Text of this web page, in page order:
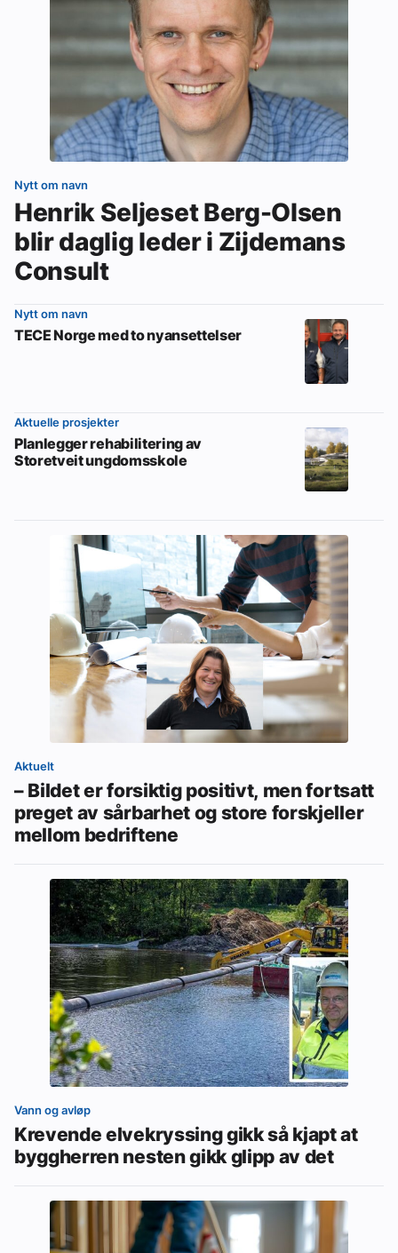
Nytt om navn
Henrik Seljeset Berg-Olsen
blir daglig leder i Zijdemans
Consult
Nytt om navn
TECE Norge med to nyansettelser
Aktuelle prosjekter
Planlegger rehabilitering av
Storetveit ungdomsskole
Aktuelt
– Bildet er forsiktig positivt, men fortsatt
preget av sårbarhet og store forskjeller
mellom bedriftene
Vann og avløp
Krevende elvekryssing gikk så kjapt at
byggherren nesten gikk glipp av det